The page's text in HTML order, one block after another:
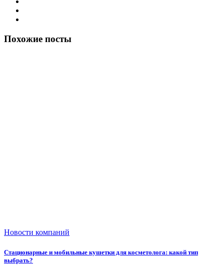
Похожие посты
Новости компаний
Стационарные и мобильные кушетки для косметолога: какой тип
выбрать?